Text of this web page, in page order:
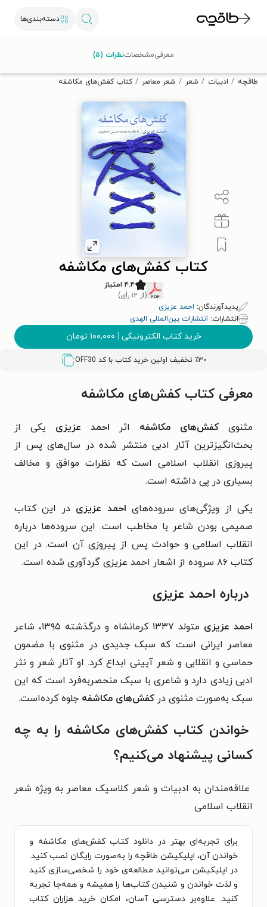
دسته‌بندی‌ها
تخفیف از طاقچه دریافت کن.
طاقچه ادبیات شعر شعر معاصر کتاب کفش‌های مکاشفه
کتاب کفش‌های مکاشفه
۴.۴ امتیاز
(از ۱۲ رأی)
پدیدآورندگان: احمد عزیزی
انتشارات: انتشارات بین‌المللی الهدی
خرید کتاب الکترونیکی | ۱۰۰,۰۰۰ تومان
٪۳۰ تخفیف اولین خرید کتاب با کد OFF30
معرفیمشخصاتنظرات (۵)
معرفی کتاب کفش‌های مکاشفه
مثنوی کفش‌های مکاشفه اثر احمد عزیزی
یکی از
بحث‌انگیزترین آثار ادبی منتشر شده در سال‌های پس از
پیروزی انقلاب اسلامی است که نظرات موافق و مخالف
بسیاری در پی داشته است.
یکی از ویژگی‌های سروده‌های احمد عزیزی در این کتاب
صمیمی بودن شاعر با مخاطب است. این سروده‌ها درباره
انقلاب اسلامی و حوادث پس از پیروزی آن است. در این
کتاب ۸۶ سروده از اشعار احمد عزیزی گردآوری شده است.
درباره احمد عزیزی
احمد عزیزی
متولد ۱۳۳۷ کرمانشاه و درگذشته ۱۳۹۵، شاعر
معاصر ایرانی است که سبک جدیدی در مثنوی با مضمون
حماسی و انقلابی و شعر آیینی ابداع کرد. او آثار شعر و نثر
ادبی زیادی دارد و شاعری با سبک منحصربه‌فرد است که این
سبک به‌صورت مثنوی در کفش‌های مکاشفه جلوه کرده‌است.
خواندن کتاب کفش‌های مکاشفه را به چه
کسانی پیشنهاد می‌کنیم؟
علاقه‌مندان به ادبیات و شعر کلاسیک معاصر به ویژه شعر
انقلاب اسلامی
برای تجربه‌ای بهتر در دانلود کتاب کفش‌های مکاشفه و
خواندن آن، اپلیکیشن طاقچه را به‌صورت رایگان نصب کنید.
در اپلیکیشن می‌توانید مطالعه‌ی خود را شخصی‌سازی کنید
و لذت خواندن و شنیدن کتاب‌ها را همیشه و همه‌جا تجربه
کنید. علاوه‌بر دسترسی آسان، امکان خرید هزاران کتاب